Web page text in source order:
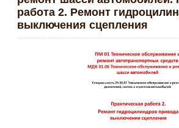
работа 2. Ремонт
выключения сцепления